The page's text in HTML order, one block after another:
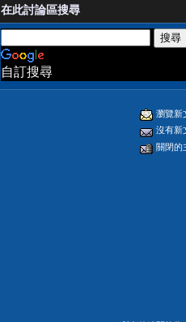
在此討論區搜尋
自訂搜尋
瀏覽新
沒有新
關閉的